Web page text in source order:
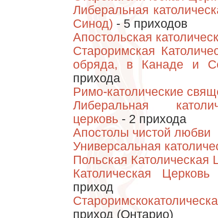
Либеральная
Синод) - 5 приходов
Апостольская
Староримская
обряда, в Канаде и
прихода
Римо-католические
Либеральная
церковь - 2 прихода
Апостолы чистой любви
Универсальная
Польская Католическая
Католическая
приход
приход (Онтарио)